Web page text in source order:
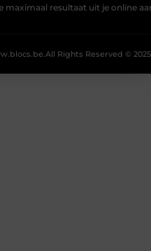
maximaal resultaat uit je online
All Rights Reserved © 2025